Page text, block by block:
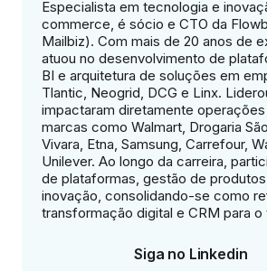
Especialista em tecnologia e
commerce, é sócio e CTO da
Mailbiz). Com mais de 20 anos de
atuou no desenvolvimento de
BI e arquitetura de soluções em
Tlantic, Neogrid, DCG e Linx.
impactaram diretamente
marcas como Walmart, Drogaria
Vivara, Etna, Samsung, Carrefour,
Unilever. Ao longo da carreira,
de plataformas, gestão de
inovação, consolidando-se como
transformação digital e CRM para o
Siga no Linkedin